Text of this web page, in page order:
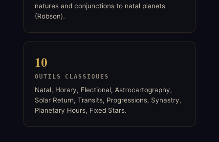
natures and conjunctions to natal planets
(Robson).
10
OUTILS CLASSIQUES
Natal, Horary, Electional, Astrocartography,
Solar Return, Transits, Progressions, Synastry,
Planetary Hours, Fixed Stars.